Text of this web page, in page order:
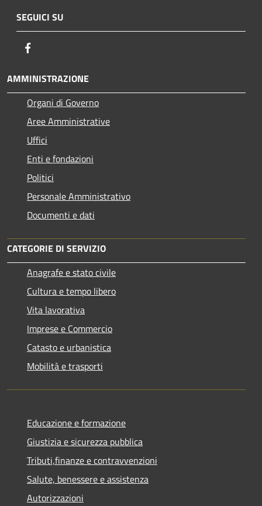
SEGUICI SU
AMMINISTRAZIONE
Organi di Governo
Aree Amministrative
Uffici
Enti e fondazioni
Politici
Personale Amministrativo
Documenti e dati
CATEGORIE DI SERVIZIO
Anagrafe e stato civile
Cultura e tempo libero
Vita lavorativa
Imprese e Commercio
Catasto e urbanistica
Mobilità e trasporti
Educazione e formazione
Giustizia e sicurezza pubblica
Tributi,finanze e contravvenzioni
Salute, benessere e assistenza
Autorizzazioni